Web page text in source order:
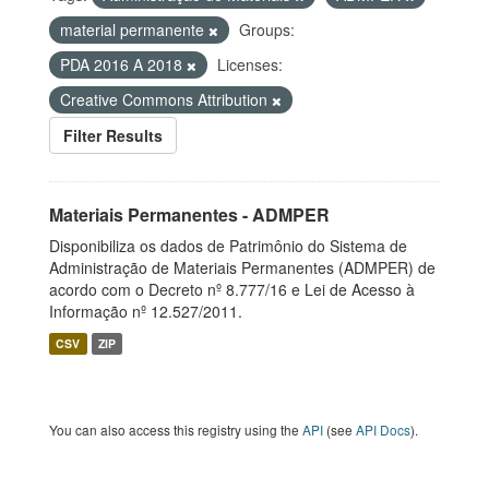
material permanente
Groups:
PDA 2016 A 2018
Licenses:
Creative Commons Attribution
Filter Results
Materiais Permanentes - ADMPER
Disponibiliza os dados de Patrimônio do Sistema de
Administração de Materiais Permanentes (ADMPER) de
acordo com o Decreto nº 8.777/16 e Lei de Acesso à
Informação nº 12.527/2011.
CSV ZIP
You can also access this registry using the API (see API Docs).